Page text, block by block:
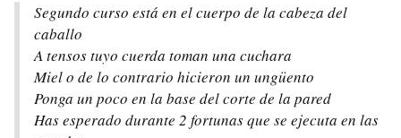
Segundo curso está en el cuerpo de la cabeza del
caballo
A tensos tuyo cuerda toman una cuchara
Miel o de lo contrario hicieron un ungüento
Ponga un poco en la base del corte de la pared
Has esperado durante 2 fortunas que se ejecuta en las